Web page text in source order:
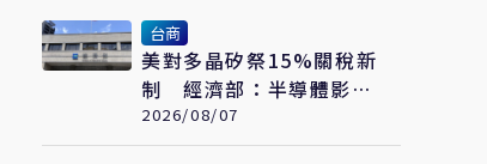
台商
美對多晶矽祭15%關稅新
制 經濟部：半導體影響
可控、太陽能產業衝擊有
限
2026/08/07